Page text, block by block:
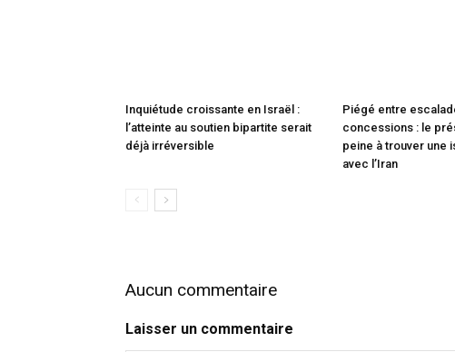
Inquiétude croissante en Israël :
l’atteinte au soutien bipartite serait
déjà irréversible
Piégé entre
concessions : le
peine à trouver une
avec l’Iran
Aucun commentaire
Laisser un commentaire